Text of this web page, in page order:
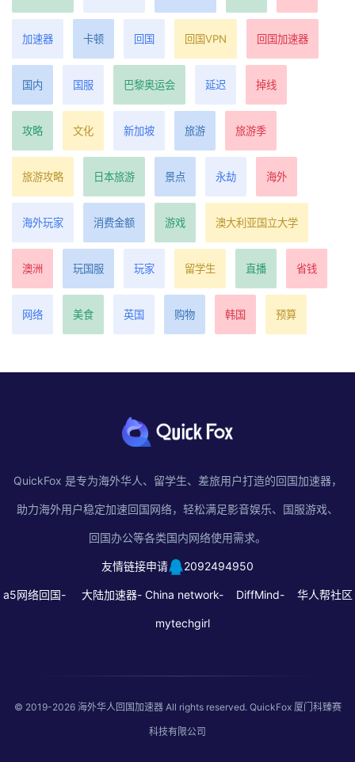
加速器 卡顿 回国 回国VPN 回国加速器
国内 国服 巴黎奥运会 延迟 掉线
攻略 文化 新加坡 旅游 旅游季
旅游攻略 日本旅游 景点 永劫 海外
海外玩家 消费金额 游戏 澳大利亚国立大学
澳洲 玩国服 玩家 留学生 直播 省钱
网络 美食 英国 购物 韩国 预算
QuickFox 是专为海外华人、留学生、差旅用户打造的回国加速器，
助力海外用户稳定加速回国网络，轻松满足影音娱乐、国服游戏、
回国办公等各类国内网络使用需求。
友情链接申请 2092494950
a5网络回国- 大陆加速器- China network- DiffMind- 华人帮社区
mytechgirl
© 2019-2026 海外华人回国加速器All rights reserved. QuickFox 厦门科臻赛
科技有限公司